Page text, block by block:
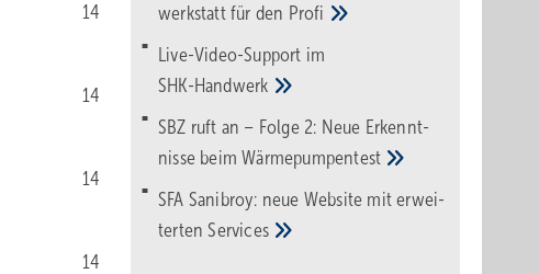
14
14
14
14
werk­statt für den Pro­fi
Live-Video-Support im
SHK-Handwerk
SBZ ruft an – Folge 2: Neue Erkennt­
nisse beimWärme­pumpen­test
SFA Sanibroy: neue Web­site mit erwei­
tertenServices